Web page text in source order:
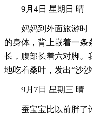
9月4日 星期日 晴
妈妈到外面旅游时，
的身体，背上嵌着一条
长，腹部长着六对脚。
地吃着桑叶，发出“沙沙
9月7日 星期三 晴
蚕宝宝比以前胖了